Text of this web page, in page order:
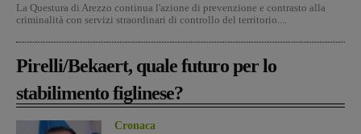
La Questura di Arezzo continua l'azione di prevenzione e contrasto alla
criminalità con servizi straordinari di controllo del territorio....
Pirelli/Bekaert, quale futuro per lo
stabilimento figlinese?
Cronaca